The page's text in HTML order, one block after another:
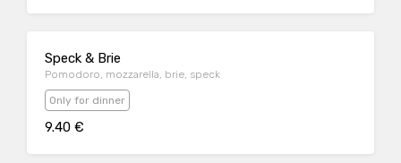
Speck & Brie
Pomodoro, mozzarella, brie, speck
Only for dinner
9.40 €